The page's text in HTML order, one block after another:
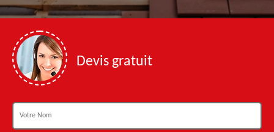
Devis gratuit